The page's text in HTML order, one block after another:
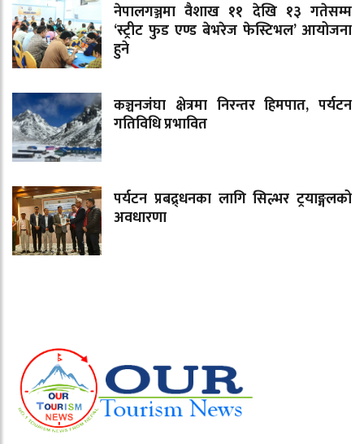
नेपालगञ्जमा वैशाख ११ देखि १३ गतेसम्म
‘स्ट्रीट फुड एण्ड बेभरेज फेस्टिभल’ आयोजना
हुने
कञ्चनजंघा क्षेत्रमा निरन्तर हिमपात, पर्यटन
गतिविधि प्रभावित
पर्यटन प्रबद्र्धनका लागि सिल्भर ट्रयाङ्गलको
अवधारणा